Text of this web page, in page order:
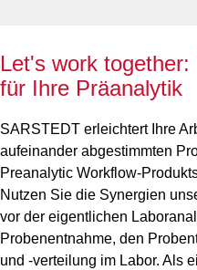
Let's work together:
für Ihre Präanalytik
SARSTEDT erleichtert Ihre
aufeinander abgestimmten
Preanalytic Workflow-
Nutzen Sie die Synergien
vor der eigentlichen
Probenentnahme, den
und -verteilung im Labor. Als